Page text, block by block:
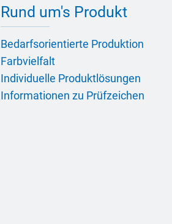
Rund um's Produkt
Bedarfsorientierte Produktion
Farbvielfalt
Individuelle Produktlösungen
Informationen zu Prüfzeichen